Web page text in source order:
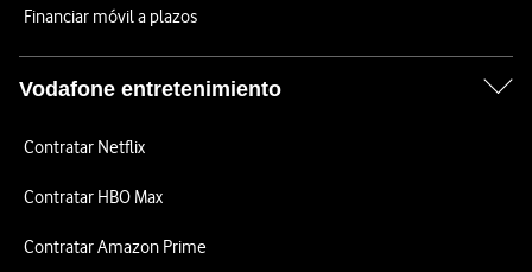
Financiar móvil a plazos
Vodafone entretenimiento
Contratar Netflix
Contratar HBO Max
Contratar Amazon Prime